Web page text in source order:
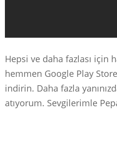
Hepsi ve daha fazlası için
hemmen Google Play
indirin. Daha fazla
atıyorum. Sevgilerimle